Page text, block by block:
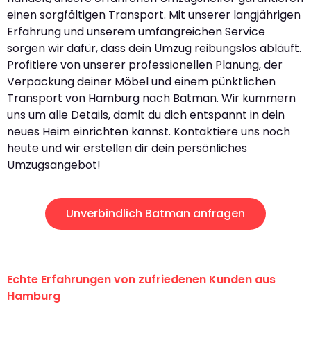
einen sorgfältigen Transport. Mit unserer langjährigen
Erfahrung und unserem umfangreichen Service
sorgen wir dafür, dass dein Umzug reibungslos abläuft.
Profitiere von unserer professionellen Planung, der
Verpackung deiner Möbel und einem pünktlichen
Transport von Hamburg nach Batman. Wir kümmern
uns um alle Details, damit du dich entspannt in dein
neues Heim einrichten kannst. Kontaktiere uns noch
heute und wir erstellen dir dein persönliches
Umzugsangebot!
Unverbindlich Batman anfragen
Echte Erfahrungen von zufriedenen Kunden aus
Hamburg